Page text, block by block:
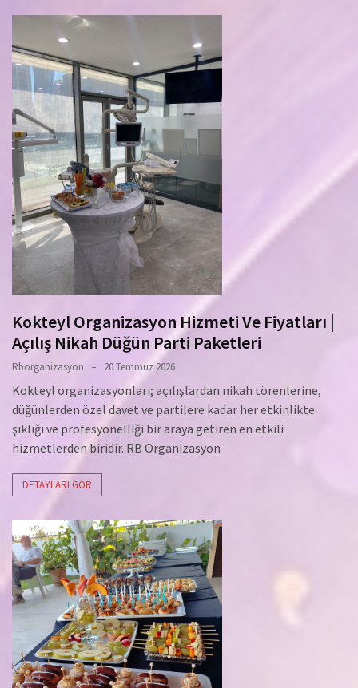
Kokteyl Organizasyon Hizmeti Ve Fiyatları |
Açılış Nikah Düğün Parti Paketleri
Rborganizasyon 20 Temmuz 2026
Kokteyl organizasyonları; açılışlardan nikah törenlerine,
düğünlerden özel davet ve partilere kadar her etkinlikte
şıklığı ve profesyonelliği bir araya getiren en etkili
hizmetlerden biridir. RB Organizasyon
DETAYLARI GÖR